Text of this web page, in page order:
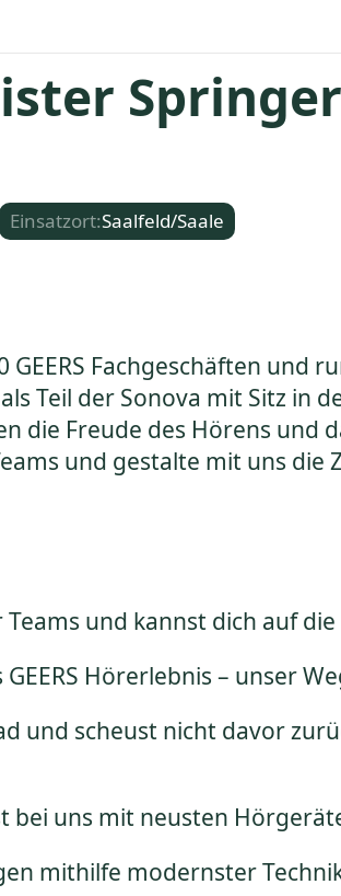
Einsatzort:Saalfeld/Saale
Fachgeschäften und
Teil der Sonova mit Sitz
die Freude des Hörens
und gestalte mit uns die
und kannst dich auf
Hörerlebnis – unser
und scheust nicht davor
bei uns mit neusten
mithilfe modernster